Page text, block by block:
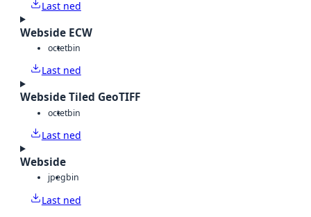
Last ned
Webside ECW
octetbin
Last ned
Webside Tiled GeoTIFF
octetbin
Last ned
Webside
jpegbin
Last ned